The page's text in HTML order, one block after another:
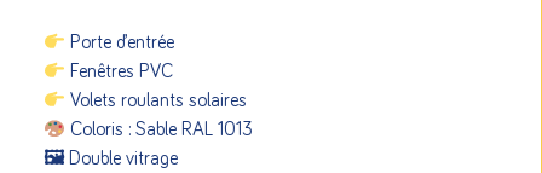
Porte d’entrée
Fenêtres PVC
Volets roulants solaires
Coloris : Sable RAL 1013
🖼 Double vitrage